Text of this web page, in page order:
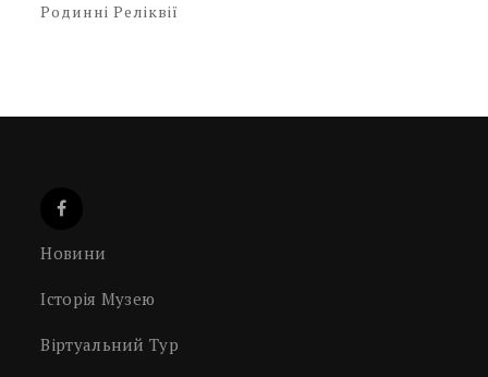
Родинні Реліквії
Новини
Історія Музею
Віртуальний Тур